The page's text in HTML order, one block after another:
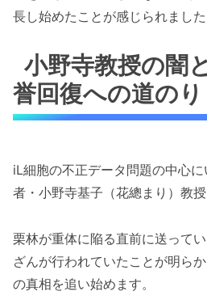
長し始めたことが感じられました
小野寺教授の闇
誉回復への道のり
iL細胞の不正データ問題の中心
者・小野寺基子（花總まり）教授
栗林が重体に陥る直前に送って
ざんが行われていたことが明ら
の真相を追い始めます。